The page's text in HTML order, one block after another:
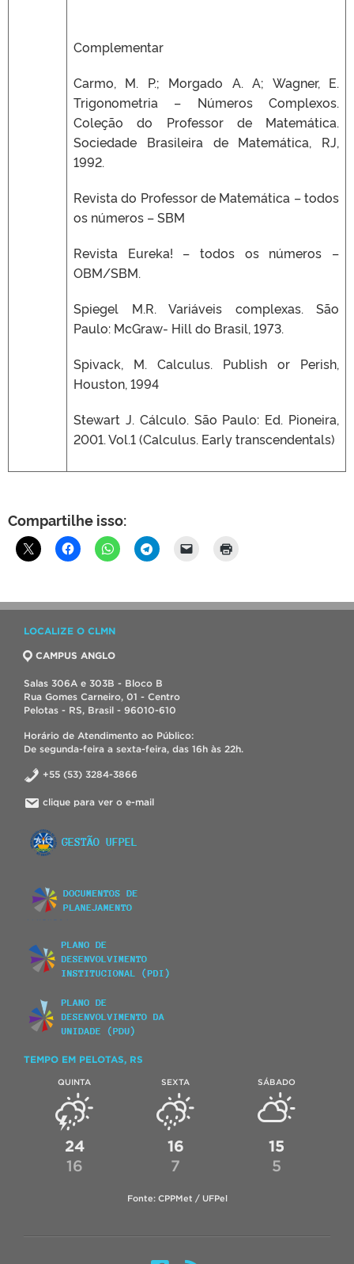
Complementar
Carmo, M. P.; Morgado A. A; Wagner, E.
Trigonometria – Números Complexos.
Coleção do Professor de Matemática.
Sociedade Brasileira de Matemática, RJ,
1992.
Revista do Professor de Matemática – todos
os números – SBM
Revista Eureka! – todos os números –
OBM/SBM.
Spiegel M.R. Variáveis complexas. São
Paulo: McGraw- Hill do Brasil, 1973.
Spivack, M. Calculus. Publish or Perish,
Houston, 1994
Stewart J. Cálculo. São Paulo: Ed. Pioneira,
2001. Vol.1 (Calculus. Early transcendentals)
Compartilhe isso:
LOCALIZE O CLMN
CAMPUS ANGLO
Salas 306A e 303B - Bloco B
Rua Gomes Carneiro, 01 - Centro
Pelotas - RS, Brasil - 96010-610
Horário de Atendimento ao Público:
De segunda-feira a sexta-feira, das 16h às 22h.
+55 (53) 3284-3866
clique para ver o e-mail
TEMPO EM PELOTAS, RS
QUINTA
24
16
SEXTA
16
7
SÁBADO
15
5
Fonte: CPPMet / UFPel